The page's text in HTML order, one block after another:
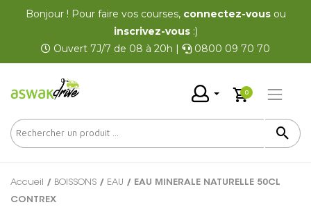
Bonjour ! Pour faire vos courses, connectez-vousou
inscrivez-vous:)
Ouvert 7J/7 de 08 à 20h |
0800 09 70 70
0
Accueil / BOISSONS / EAU / EAU MINERALE NATURELLE 50CL
CONTREX